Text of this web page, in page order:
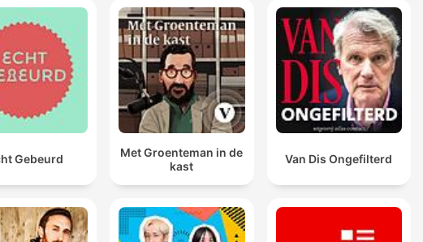
Gebeurd
Met Groenteman in de
kast
Van Dis Ongefilterd